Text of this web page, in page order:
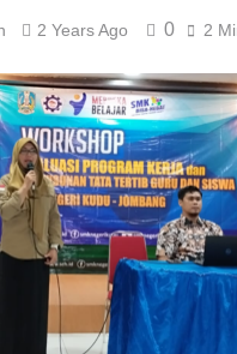
2 Years Ago 0 2